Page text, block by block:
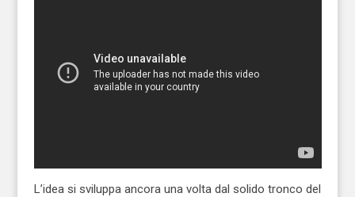
L’idea si sviluppa ancora una volta dal solido tronco del